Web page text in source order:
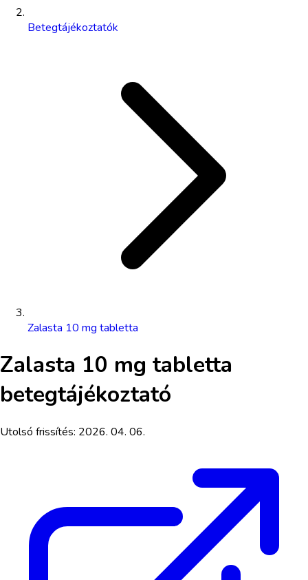
Betegtájékoztatók
Zalasta 10 mg tabletta
Zalasta 10 mg tabletta
betegtájékoztató
Utolsó frissítés: 2026. 04. 06.